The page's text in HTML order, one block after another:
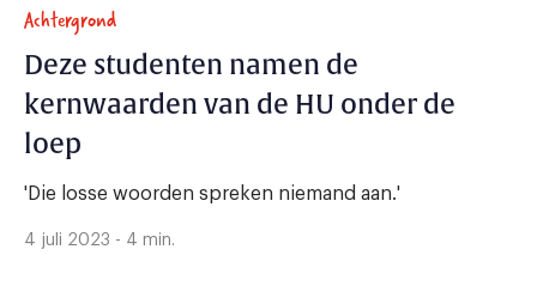
Achtergrond
Deze studenten namen de
kernwaarden van de HU onder de
loep
'Die losse woorden spreken niemand aan.'
4 juli 2023 - 4 min.